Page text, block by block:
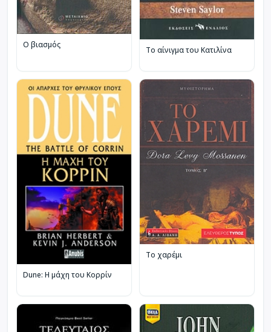
Ο βιασμός
Το αίνιγμα του Κατιλίνα
Dune: Η μάχη του Κορρίν
Το χαρέμι